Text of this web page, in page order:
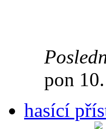
pon
hasící